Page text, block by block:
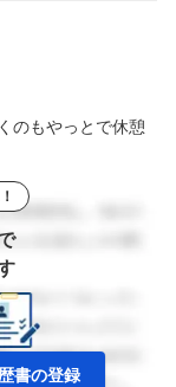
のもやっとで休憩
書の登録